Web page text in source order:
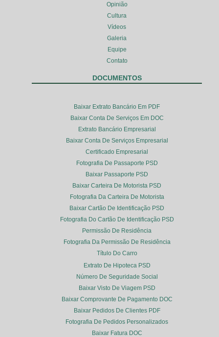
Opinião
Cultura
Vídeos
Galeria
Equipe
Contato
DOCUMENTOS
Baixar Extrato Bancário Em PDF
Baixar Conta De Serviços Em DOC
Extrato Bancário Empresarial
Baixar Conta De Serviços Empresarial
Certificado Empresarial
Fotografia De Passaporte PSD
Baixar Passaporte PSD
Baixar Carteira De Motorista PSD
Fotografia Da Carteira De Motorista
Baixar Cartão De Identificação PSD
Fotografia Do Cartão De Identificação PSD
Permissão De Residência
Fotografia Da Permissão De Residência
Título Do Carro
Extrato De Hipoteca PSD
Número De Seguridade Social
Baixar Visto De Viagem PSD
Baixar Comprovante De Pagamento DOC
Baixar Pedidos De Clientes PDF
Fotografia De Pedidos Personalizados
Baixar Fatura DOC